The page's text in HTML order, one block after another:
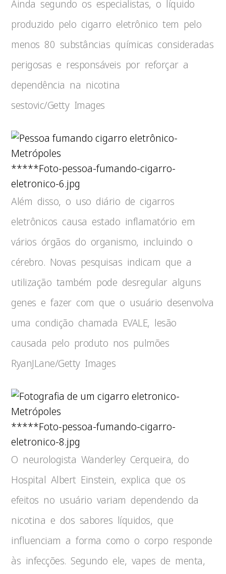
Ainda segundo os especialistas, o líquido
produzido pelo cigarro eletrônico tem pelo
menos 80 substâncias químicas consideradas
perigosas e responsáveis por reforçar a
dependência na nicotina
sestovic/Getty Images
*****Foto-pessoa-fumando-cigarro-
eletronico-6.jpg
Além disso, o uso diário de cigarros
eletrônicos causa estado inflamatório em
vários órgãos do organismo, incluindo o
cérebro. Novas pesquisas indicam que a
utilização também pode desregular alguns
genes e fazer com que o usuário desenvolva
uma condição chamada EVALE, lesão
causada pelo produto nos pulmões
RyanJLane/Getty Images
*****Foto-pessoa-fumando-cigarro-
eletronico-8.jpg
O neurologista Wanderley Cerqueira, do
Hospital Albert Einstein, explica que os
efeitos no usuário variam dependendo da
nicotina e dos sabores líquidos, que
influenciam a forma como o corpo responde
às infecções. Segundo ele, vapes de menta,